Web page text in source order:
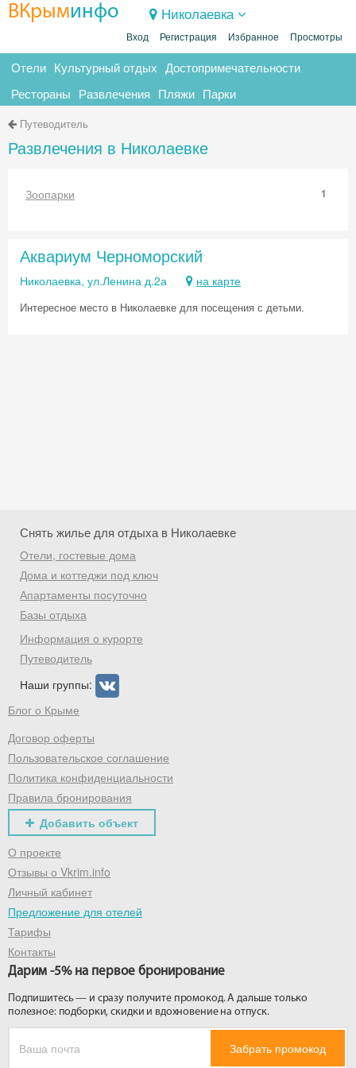
ВКрыминфо Николаевка
Вход Регистрация Избранное Просмотры
Отели Культурный отдых Достопримечательности
Рестораны Развлечения Пляжи Парки
Путеводитель
Развлечения в Николаевке
Зоопарки 1
Аквариум Черноморский
Николаевка, ул.Ленина д.2а на карте
Интересное место в Николаевке для посещения с детьми.
Снять жилье для отдыха в Николаевке
Отели, гостевые дома
Дома и коттеджи под ключ
Апартаменты посуточно
Базы отдыха
Информация о курорте
Путеводитель
Наши группы:
Блог о Крыме
Договор оферты
Пользовательское соглашение
Политика конфиденциальности
Правила бронирования
Добавить объект
О проекте
Отзывы о Vkrim.info
Личный кабинет
Предложение для отелей
Тарифы
Контакты
Дарим -5% на первое бронирование
Подпишитесь — и сразу получите промокод. А дальше только
полезное: подборки, скидки и вдохновение на отпуск.
Забрать промокод
Скидка −5%
Хочешь дешевле? Оставь почту и получи
промокод на первое бронирование!